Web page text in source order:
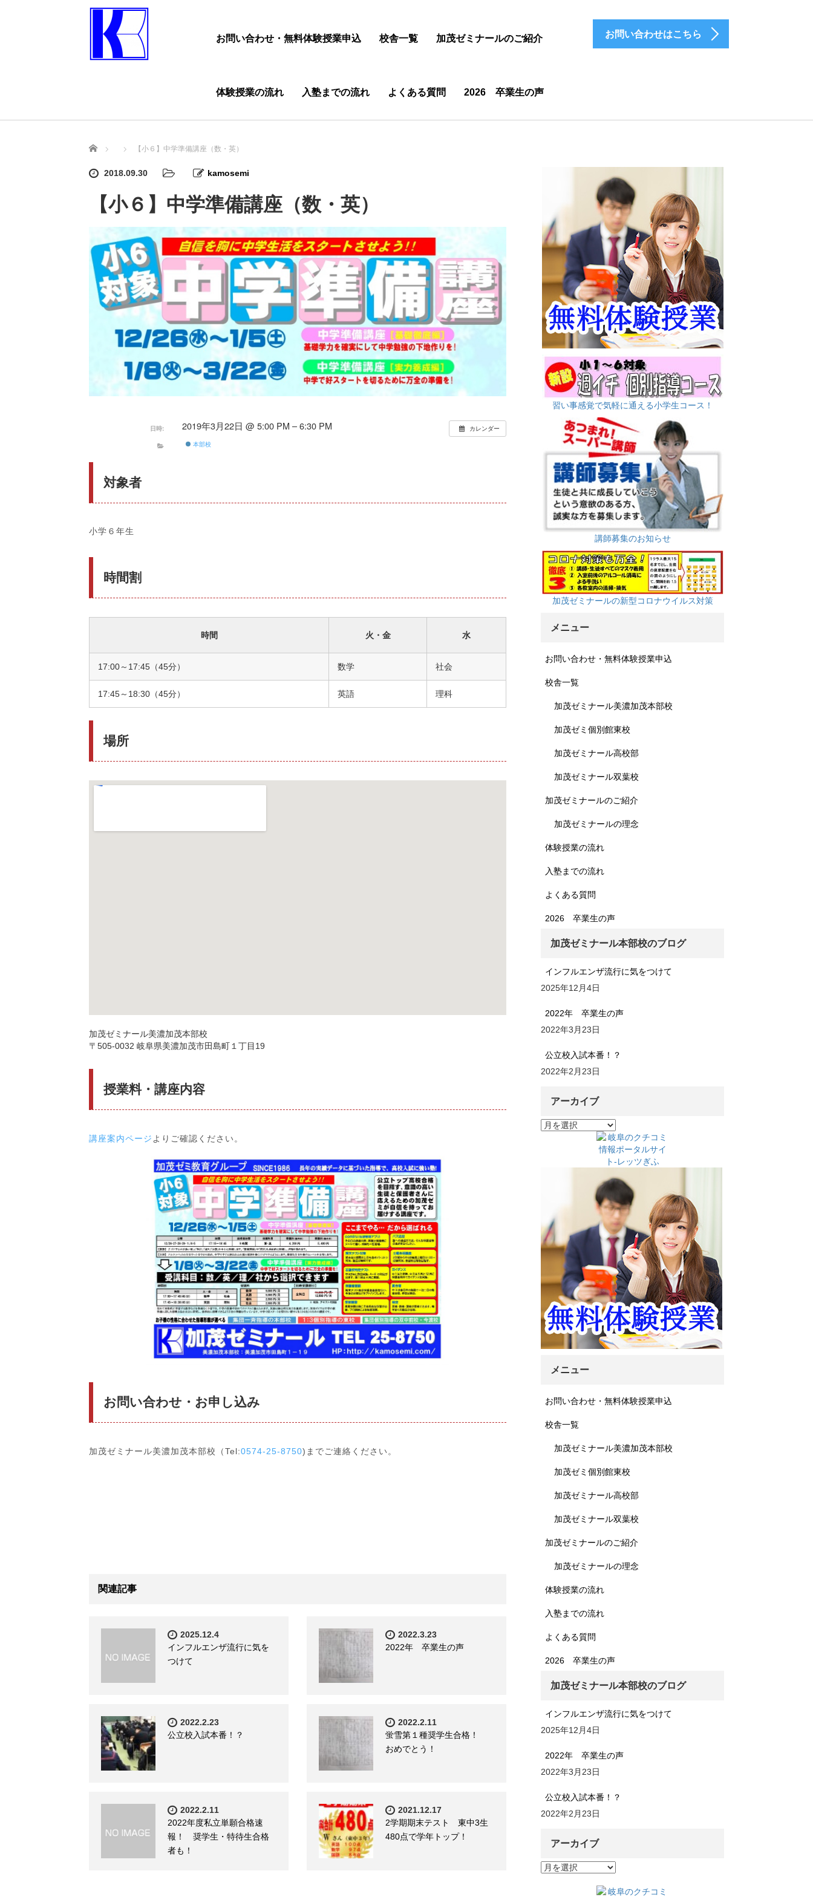
お問い合わせ・無料体験授業申込 校舎一覧 加茂ゼミナールのご紹介
体験授業の流れ 入塾までの流れ よくある質問 2026 卒業生の声
お問い合わせはこちら
ホーム 【小６】中学準備講座（数・英）
2018.09.30 kamosemi
【小６】中学準備講座（数・英）
カレンダー
日時: 2019年3月22日 @ 5:00 PM – 6:30 PM
本部校
対象者
小学６年生
時間割
時間 火・金 水
17:00～17:45（45分） 数学 社会
17:45～18:30（45分） 英語 理科
場所
加茂ゼミナール美濃加茂本部校
〒505-0032 岐阜県美濃加茂市田島町１丁目19
授業料・講座内容
講座案内ページ よりご確認ください。
お問い合わせ・お申し込み
加茂ゼミナール美濃加茂本部校（Tel:0574-25-8750)までご連絡ください。
関連記事
2025.12.4
インフルエンザ流行に気を
つけて
2022.3.23
2022年 卒業生の声
2022.2.23
公立校入試本番！？
2022.2.11
蛍雪第１種奨学生合格！
おめでとう！
2022.2.11
2022年度私立単願合格速
報！ 奨学生・特待生合格
者も！
2021.12.17
2学期期末テスト 東中3生
480点で学年トップ！
習い事感覚で気軽に通える小学生コース！
講師募集のお知らせ
加茂ゼミナールの新型コロナウイルス対策
メニュー
お問い合わせ・無料体験授業申込
校舎一覧
加茂ゼミナール美濃加茂本部校
加茂ゼミ個別館東校
加茂ゼミナール高校部
加茂ゼミナール双葉校
加茂ゼミナールのご紹介
加茂ゼミナールの理念
体験授業の流れ
入塾までの流れ
よくある質問
2026 卒業生の声
加茂ゼミナール本部校のブログ
インフルエンザ流行に気をつけて
2025年12月4日
2022年 卒業生の声
2022年3月23日
公立校入試本番！？
2022年2月23日
アーカイブ
ア
メニュー
お問い合わせ・無料体験授業申込
校舎一覧
加茂ゼミナール美濃加茂本部校
加茂ゼミ個別館東校
加茂ゼミナール高校部
加茂ゼミナール双葉校
加茂ゼミナールのご紹介
加茂ゼミナールの理念
体験授業の流れ
入塾までの流れ
よくある質問
2026 卒業生の声
加茂ゼミナール本部校のブログ
インフルエンザ流行に気をつけて
2025年12月4日
2022年 卒業生の声
2022年3月23日
公立校入試本番！？
2022年2月23日
アーカイブ
ア